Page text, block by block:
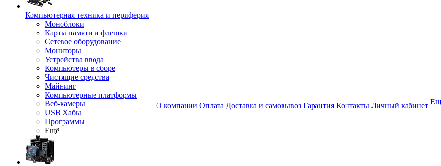
Компьютерная техника и периферия
Моноблоки
Карты памяти и флешки
Сетевое оборудование
Мониторы
Устройства ввода
Компьютеры в сборе
Чистящие средства
Майнинг
Компьютерные платформы
Веб-камеры
USB Хабы
Программы
Ещё
О компании Оплата Доставка и самовывоз Гарантия Контакты Личный кабинет